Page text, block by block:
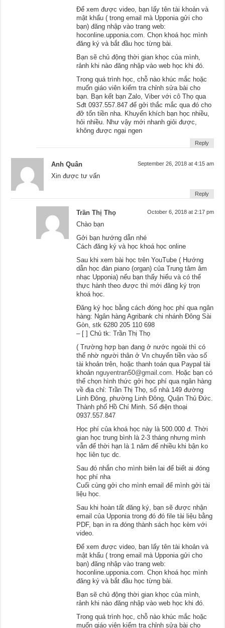
Để xem được video, bạn lấy tên tài khoản và
mật khẩu ( trong email mà Upponia gửi cho
bạn) đăng nhập vào trang web:
hoconline.upponia.com. Chọn khoá học mình
đăng ký và bắt đầu học từng bài.
Bạn sẽ chủ động thời gian khọc của mình,
rảnh khi nào đăng nhập vào web học khi đó.
Trong quá trình học, chỗ nào khúc mắc hoặc
muốn giáo viên kiểm tra chỉnh sửa bài cho
bạn. Bạn kết bạn Zalo, Viber với cô Thọ qua
Sđt 0937.557.847 để gởi thắc mắc qua đó cho
đỡ tốn tiền nha. Khuyến khích bạn học nhiều,
hỏi nhiều. Như vậy mới nhanh giỏi được,
không được ngại ngen
Reply
Anh Quân September 26, 2018 at 4:15 am
Xin được tư vấn
Reply
Trần Thị Thọ October 6, 2018 at 2:17 pm
Chào bạn
Gởi bạn hướng dẫn nhé
Cách đăng ký và học khoá học online
Sau khi xem bài học trên YouTube ( Hướng
dẫn học đàn piano (organ) của Trung tâm âm
nhạc Upponia) nếu bạn thấy hiểu và có thể
thực hành theo được thì mới đăng ký trọn
khoá học.
Đăng ký học bằng cách đóng học phí qua ngân
hàng: Ngân hàng Agribank chi nhánh Đông Sài
Gòn, stk 6280 205 110 698
– [ ] Chủ tk: Trần Thị Thọ
( Trường hợp bạn đang ở nước ngoài thì có
thể nhờ người thân ở Vn chuyển tiền vào số
tài khoản trên, hoặc thanh toán qua Paypal tài
khoản nguyentran50@gmail.com . Hoặc bạn có
thể chọn hình thức gởi học phí qua ngân hàng
về địa chỉ: Trần Thị Thọ, số nhà 149 đường
Linh Đông, phường Linh Đông, Quận Thủ Đức.
Thành phố Hồ Chí Minh. Số điện thoại
0937.557.847
Học phí của khoá học này là 500.000 đ. Thời
gian học trung bình là 2-3 tháng nhưng mình
vẫn để thời hạn là 1 năm để nhiều khi bận ko
học liên tục dc.
Sau đó nhắn cho mình biên lai để biết ai đóng
học phí nha
Cuối cùng gởi cho mình email để mình gởi tài
liệu học.
Sau khi hoàn tất đăng ký, bạn sẽ được nhận
email của Upponia trong đó đó file tài liệu bằng
PDF, bạn in ra đóng thành sách học kèm với
video.
Để xem được video, bạn lấy tên tài khoản và
mật khẩu ( trong email mà Upponia gửi cho
bạn) đăng nhập vào trang web:
hoconline.upponia.com. Chọn khoá học mình
đăng ký và bắt đầu học từng bài.
Bạn sẽ chủ động thời gian khọc của mình,
rảnh khi nào đăng nhập vào web học khi đó.
Trong quá trình học, chỗ nào khúc mắc hoặc
muốn giáo viên kiểm tra chỉnh sửa bài cho